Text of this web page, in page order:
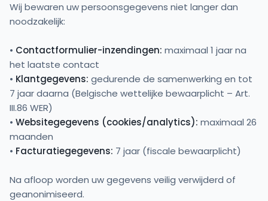
Wij bewaren uw persoonsgegevens niet langer dan
noodzakelijk:
• Contactformulier-inzendingen: maximaal 1 jaar na
het laatste contact
• Klantgegevens: gedurende de samenwerking en tot
7 jaar daarna (Belgische wettelijke bewaarplicht – Art.
III.86 WER)
• Websitegegevens (cookies/analytics): maximaal 26
maanden
• Facturatiegegevens: 7 jaar (fiscale bewaarplicht)
Na afloop worden uw gegevens veilig verwijderd of
geanonimiseerd.